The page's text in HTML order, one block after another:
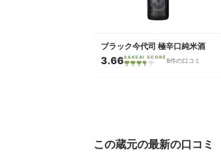
ブラック今代司 極辛口純米酒
3.66SAKEAI SCORE 8件の口コミ
この蔵元の最新の口コミ